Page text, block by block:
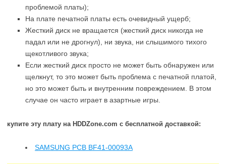
проблемой платы);
На плате печатной платы есть очевидный ущерб;
Жесткий диск не вращается (жесткий диск никогда не
падал или не дрогнул), ни звука, ни слышимого тихого
щекотливого звука;
Если жесткий диск просто не может быть обнаружен или
щелкнут, то это может быть проблема с печатной платой,
но это может быть и внутренним повреждением. В этом
случае он часто играет в азартные игры.
купите эту плату на HDDZone.com с бесплатной доставкой:
SAMSUNG PCB BF41-00093A